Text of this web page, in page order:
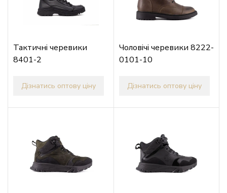
Тактичні черевики
8401-2
Дізнатись оптову ціну
Чоловічі черевики 8222-
0101-10
Дізнатись оптову ціну